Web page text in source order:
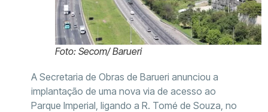
Foto: Secom/ Barueri
A Secretaria de Obras de Barueri anunciou a
implantação de uma nova via de acesso ao
Parque Imperial, ligando a R. Tomé de Souza, no